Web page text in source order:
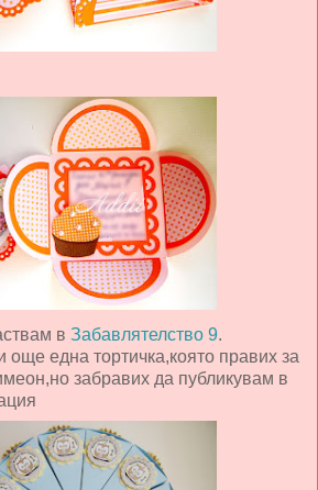
в Забавлятелство 9.
една тортичка,която правих за
забравих да публикувам в